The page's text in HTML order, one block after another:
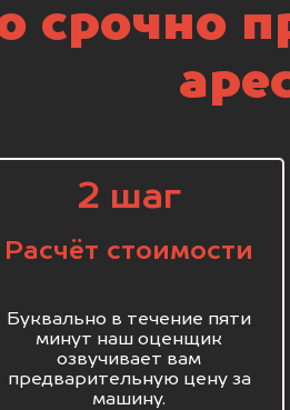
срочно
2 шаг
Расчёт стоимости
Буквально в течение пяти
минут наш оценщик
озвучивает вам
предварительную цену за
машину.